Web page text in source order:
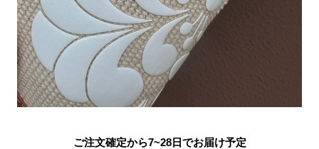
ご注文確定から7~28日でお届け予定